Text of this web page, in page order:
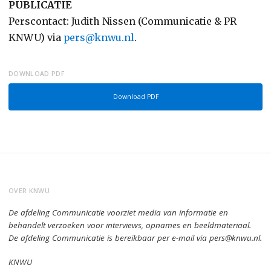
PUBLICATIE
Perscontact: Judith Nissen (Communicatie & PR
KNWU) via pers@knwu.nl.
DOWNLOAD PDF
Download PDF
OVER KNWU
De afdeling Communicatie voorziet media van informatie en
behandelt verzoeken voor interviews, opnames en beeldmateriaal.
De afdeling Communicatie is bereikbaar per e-mail via pers@knwu.nl.
KNWU